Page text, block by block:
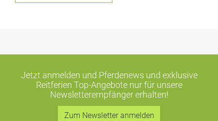
Jetzt anmelden und Pferdenews und exklusive
Reitferien Top-Angebotenur für unsere
Newsletterempfänger erhalten!
Zum Newsletter anmelden